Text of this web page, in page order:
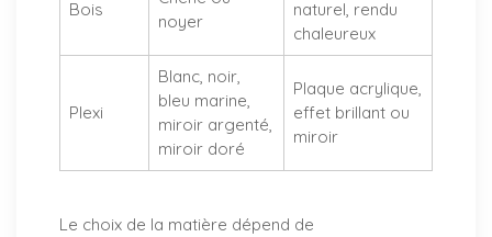
Bois
noyer
naturel, rendu
chaleureux
Plexi
Blanc, noir,
bleu marine,
miroir argenté,
miroir doré
Plaque acrylique,
effet brillant ou
miroir
Le choix de la matière dépend de